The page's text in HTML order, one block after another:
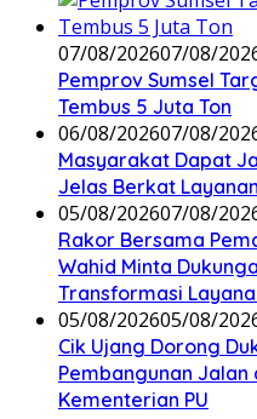
07/08/202607/08/
Pemprov Sumsel
Tembus 5 Juta Ton
06/08/202607/08/
Masyarakat Dapat
Jelas Berkat
05/08/202607/08/
Rakor Bersama
Wahid Minta
Transformasi
05/08/202605/08/
Cik Ujang Dorong
Pembangunan
Kementerian PU